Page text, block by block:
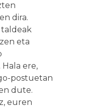
dira.
taldeak
eta
ere,
postuetan
dute.
euren